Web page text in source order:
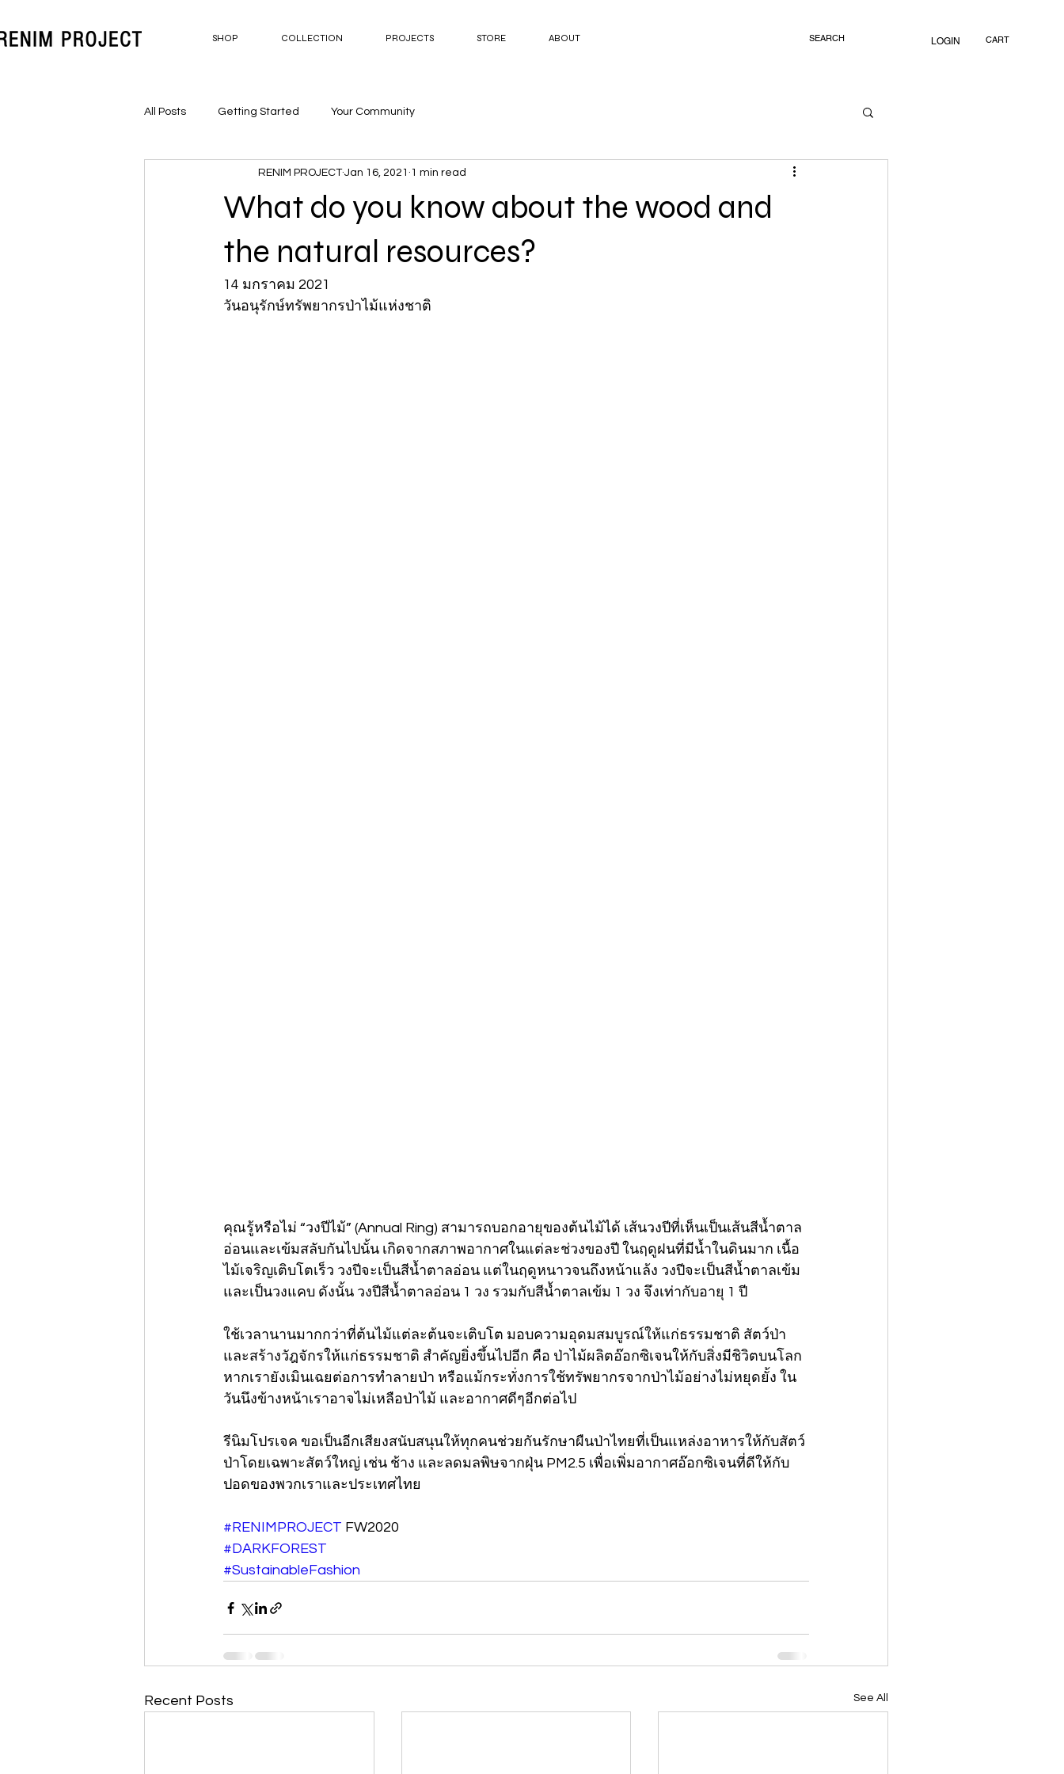
SHOP COLLECTION PROJECTS STORE ABOUT LOGIN CART
All Posts Getting Started Your Community
What do you know about the wood and
the natural resources?
RENIM PROJECT Jan 16, 2021 1 min read
14 มกราคม 2021
วันอนุรักษ์ทรัพยากรป่าไม้แห่งชาติ
คุณรู้หรือไม่ “วงปีไม้” (Annual Ring) สามารถบอกอายุของต้นไม้ได้ เส้นวงปีที่เห็นเป็นเส้นสีน้ำตาล
อ่อนและเข้มสลับกันไปนั้น เกิดจากสภาพอากาศในแต่ละช่วงของปี ในฤดูฝนที่มีน้ำในดินมาก เนื้อ
ไม้เจริญเติบโตเร็ว วงปีจะเป็นสีน้ำตาลอ่อน แต่ในฤดูหนาวจนถึงหน้าแล้ง วงปีจะเป็นสีน้ำตาลเข้ม
และเป็นวงแคบ ดังนั้น วงปีสีน้ำตาลอ่อน 1 วง รวมกับสีน้ำตาลเข้ม 1 วง จึงเท่ากับอายุ 1 ปี
ใช้เวลานานมากกว่าที่ต้นไม้แต่ละต้นจะเติบโต มอบความอุดมสมบูรณ์ให้แก่ธรรมชาติ สัตว์ป่า
และสร้างวัฎจักรให้แก่ธรรมชาติ สำคัญยิ่งขึ้นไปอีก คือ ป่าไม้ผลิตอ๊อกซิเจนให้กับสิ่งมีชิวิตบนโลก
หากเรายังเมินเฉยต่อการทำลายป่า หรือแม้กระทั่งการใช้ทรัพยากรจากป่าไม้อย่างไม่หยุดยั้ง ใน
วันนึงข้างหน้าเราอาจไม่เหลือป่าไม้ และอากาศดีๆอีกต่อไป
รีนิมโปรเจค ขอเป็นอีกเสียงสนับสนุนให้ทุกคนช่วยกันรักษาผืนป่าไทยที่เป็นแหล่งอาหารให้กับสัตว์
ป่าโดยเฉพาะสัตว์ใหญ่ เช่น ช้าง และลดมลพิษจากฝุ่น PM2.5 เพื่อเพิ่มอากาศอ๊อกซิเจนที่ดีให้กับ
ปอดของพวกเราและประเทศไทย
#RENIMPROJECT FW2020
#DARKFOREST
#SustainableFashion
Recent Posts See All